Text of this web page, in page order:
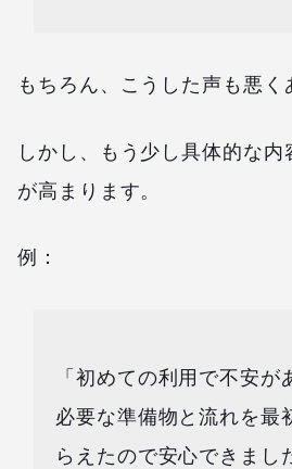
もちろん、こうした声も悪く
しかし、もう少し具体的な
が高まります。
例：
「初めての利用で不安が
必要な準備物と流れを最
らえたので安心できまし